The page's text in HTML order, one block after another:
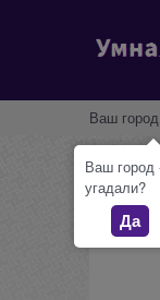
Ваш
Главная
Ваш город
угадали?
Да